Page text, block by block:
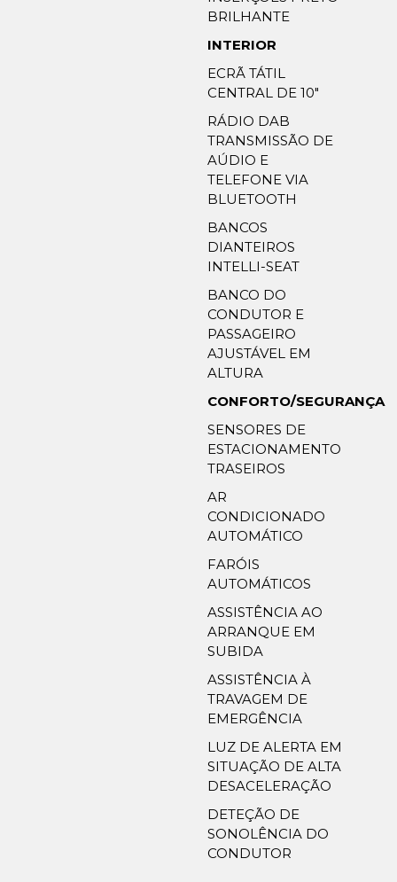
BRILHANTE
INTERIOR
ECRÃ TÁTIL
CENTRAL DE 10″
RÁDIO DAB
TRANSMISSÃO DE
AÚDIO E
TELEFONE VIA
BLUETOOTH
BANCOS
DIANTEIROS
INTELLI-SEAT
BANCO DO
CONDUTOR E
PASSAGEIRO
AJUSTÁVEL EM
ALTURA
CONFORTO/SEGURANÇA
SENSORES DE
ESTACIONAMENTO
TRASEIROS
AR
CONDICIONADO
AUTOMÁTICO
FARÓIS
AUTOMÁTICOS
ASSISTÊNCIA AO
ARRANQUE EM
SUBIDA
ASSISTÊNCIA À
TRAVAGEM DE
EMERGÊNCIA
LUZ DE ALERTA EM
SITUAÇÃO DE ALTA
DESACELERAÇÃO
DETEÇÃO DE
SONOLÊNCIA DO
CONDUTOR